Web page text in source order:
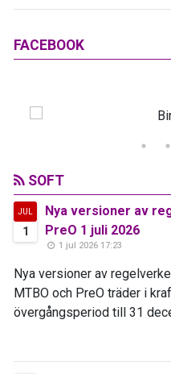
FACEBOOK
SOFT
JUL
1
Nya versioner av
PreO 1 juli 2026
1 jul 2026 17:23
Nya versioner av
MTBO och PreO träder i
övergångsperiod till 31